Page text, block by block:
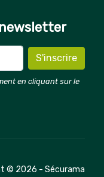
en cliquant sur le
© 2026 - Sécurama